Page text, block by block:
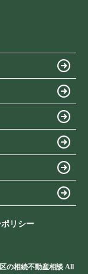
リシー
の相続不動産相談 All